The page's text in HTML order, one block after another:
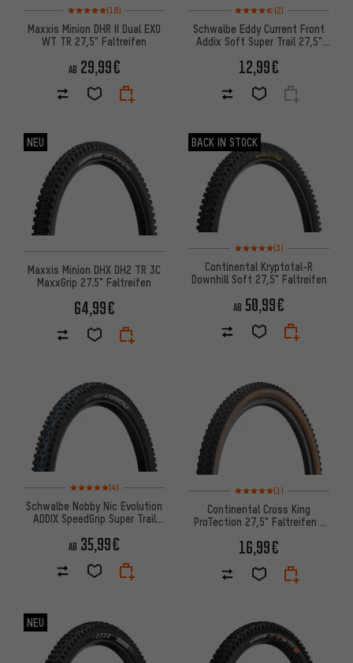
Bewertungen: 5 von 5 basierend auf 18 Bewertungen
(18)
Maxxis Minion DHR II Dual EXO
WT TR 27,5" Faltreifen
AB 29,99€
Bewertungen: 4,5 von 5
(2)
Schwalbe Eddy Current Front
Addix Soft Super Trail 27,5"
12,99€
NEU
Maxxis Minion DHX DH2 TR 3C
MaxxGrip 27.5" Faltreifen
64,99€
BACK IN STOCK
Bewertungen: 5 von 5
(3)
Continental Kryptotal-R
Downhill Soft 27,5" Faltreifen
AB 50,99€
Bewertungen: 5 von 5 basierend auf 4 Bewertungen
(4)
Schwalbe Nobby Nic Evolution
ADDIX SpeedGrip Super Trail
AB 35,99€
Bewertungen: 5 von 5
(1)
Continental Cross King
ProTection 27,5" Faltreifen -
16,99€
NEU